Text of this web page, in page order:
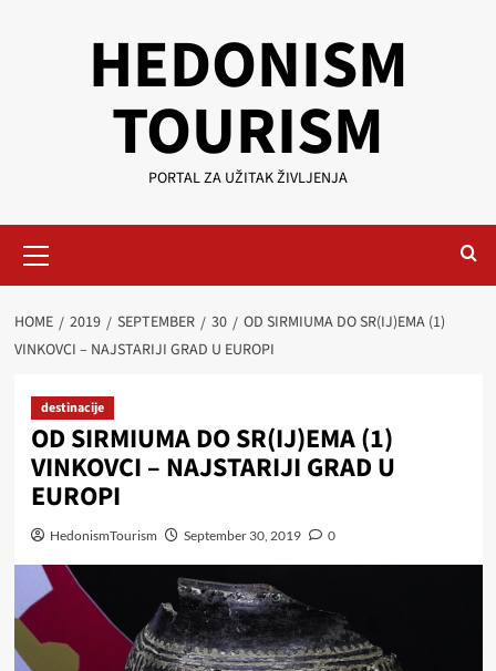
HEDONISM
TOURISM
PORTAL ZA UŽITAK ŽIVLJENJA
Menu
HOME 2019 SEPTEMBER 30
OD SIRMIUMA DO SR(IJ)EMA (1)
VINKOVCI – NAJSTARIJI GRAD U EUROPI
destinacije
OD SIRMIUMA DO SR(IJ)EMA (1)
VINKOVCI – NAJSTARIJI GRAD U
EUROPI
HedonismTourism September 30, 2019 0